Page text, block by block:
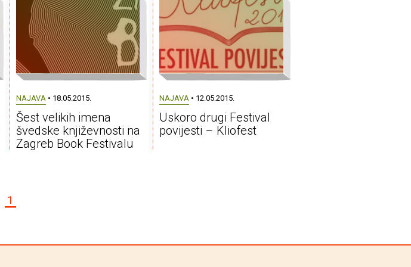
NAJAVA • 18.05.2015.
Šest velikih imena
švedske književnosti na
Zagreb Book Festivalu
NAJAVA • 12.05.2015.
Uskoro drugi Festival
povijesti – Kliofest
1